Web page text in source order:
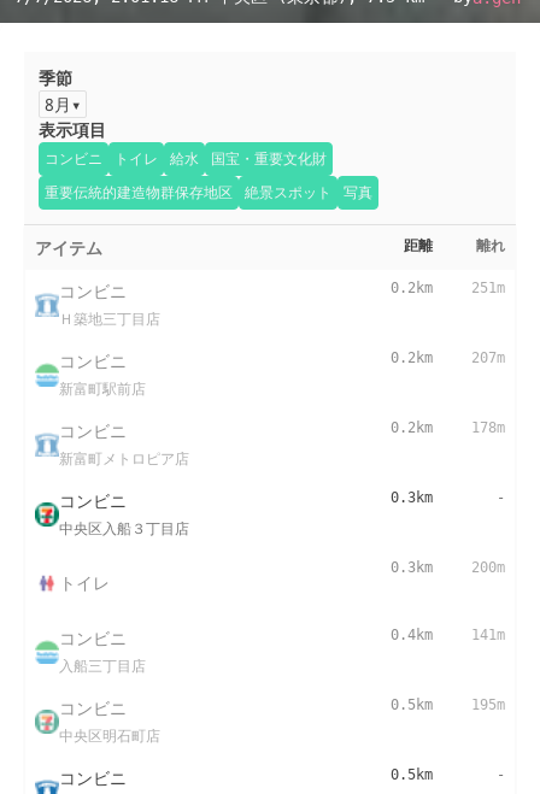
季節
8月
表示項目
コンビニ トイレ 給水
国宝・重要文化財
重要伝統的建造物群保存地区
絶景スポット 写真
アイテム 距離 離れ
コンビニ
Ｈ築地三丁目店
0.2km 251m
コンビニ
新富町駅前店
0.2km 207m
コンビニ
新富町メトロピア店
0.2km 178m
コンビニ
中央区入船３丁目店
0.3km -
トイレ
0.3km 200m
コンビニ
入船三丁目店
0.4km 141m
コンビニ
中央区明石町店
0.5km 195m
コンビニ 0.5km -